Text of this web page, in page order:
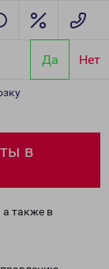
Да Нет
в
а также в